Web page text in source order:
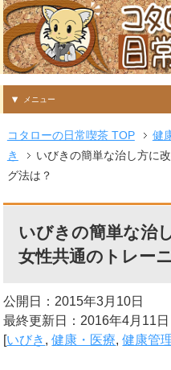
メニュー
コタローの日常喫茶 TOP 健
き
いびきの簡単な治し方に
グ法は？
いびきの簡単な治
女性共通のトレー
公開日：2015年3月10日
最終更新日：2016年4月11日
[いびき ,健康・医療,健康管